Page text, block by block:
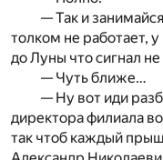
— Так и
толком не работает,
до Луны что сигнал
— Чуть ближе…
— Ну вот иди
директора филиала
так чтоб каждый